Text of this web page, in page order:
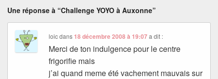
Une réponse à “Challenge YOYO à Auxonne”
loicdans 18 décembre 2008 à 19:07 a dit :
Merci de ton indulgence pour le centre
frigorifie mais
j’ai quand meme été vachement mauvais sur